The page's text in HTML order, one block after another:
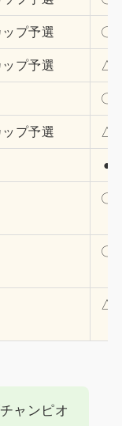
プ予選 〇
プ予選
〇
プ予選
〇
〇
ャンピオ